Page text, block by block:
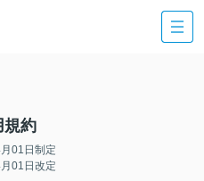
規約
01日制定
01日改定